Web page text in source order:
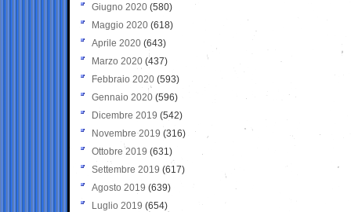
Giugno 2020 (580)
Maggio 2020 (618)
Aprile 2020 (643)
Marzo 2020 (437)
Febbraio 2020 (593)
Gennaio 2020 (596)
Dicembre 2019 (542)
Novembre 2019 (316)
Ottobre 2019 (631)
Settembre 2019 (617)
Agosto 2019 (639)
Luglio 2019 (654)